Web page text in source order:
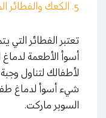
5. الكعك والفطائر المحلاة
تعتبر الفطائر
أسوأ الأطعمة
لأطفالك لتناول
شيء أسوأ لدماغ
السوبر ماركت.